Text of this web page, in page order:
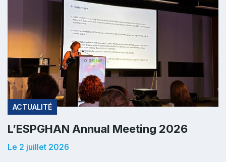
ACTUALITÉ
L’ESPGHAN Annual Meeting 2026
Le 2 juillet 2026